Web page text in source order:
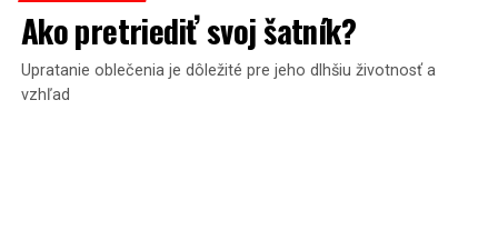
Ako pretriediť svoj šatník?
Upratanie oblečenia je dôležité pre jeho dlhšiu životnosť a
vzhľad